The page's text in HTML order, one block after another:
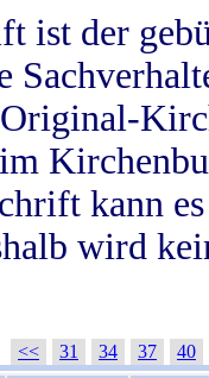
ist der
kann
wird
<< 31 34 37
40